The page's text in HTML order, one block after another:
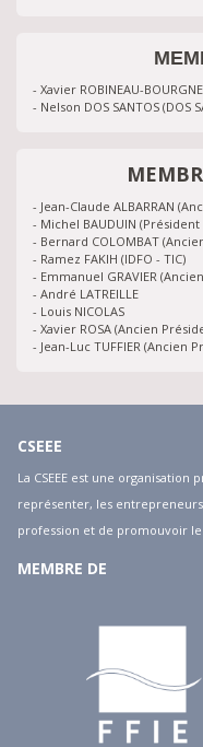
- Xavier ROBINEAU-
- Nelson DOS SANTOS (DOS
- Jean-Claude ALBARRAN
- Michel BAUDUIN
- Bernard COLOMBAT
- Ramez FAKIH (IDFO - TIC)
- Emmanuel GRAVIER
- André LATREILLE
- Louis NICOLAS
- Xavier ROSA (Ancien
- Jean-Luc TUFFIER (Ancien
CSEEE
La CSEEE est une
représenter, les
profession et de promouvoir
MEMBRE DE